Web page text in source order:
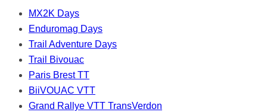
MX2K Days
Enduromag Days
Trail Adventure Days
Trail Bivouac
Paris Brest TT
BiiVOUAC VTT
Grand Rallye VTT TransVerdon